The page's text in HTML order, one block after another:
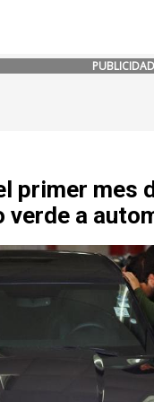
PUBLICIDAD
primer mes
verde a